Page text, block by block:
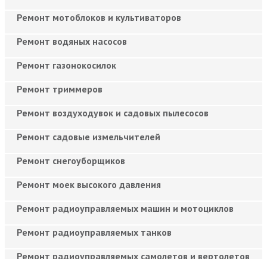
Ремонт мотоблоков и культиваторов
Ремонт водяных насосов
Ремонт газонокосилок
Ремонт триммеров
Ремонт воздуходувок и садовых пылесосов
Ремонт садовые измельчителей
Ремонт снегоуборщиков
Ремонт моек высокого давления
Ремонт радиоуправляемых машин и мотоциклов
Ремонт радиоуправляемых танков
Ремонт радиоуправляемых самолетов и вертолетов